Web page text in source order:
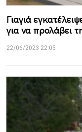
Γιαγιά
για να προλάβει
22/06/2023 22:05